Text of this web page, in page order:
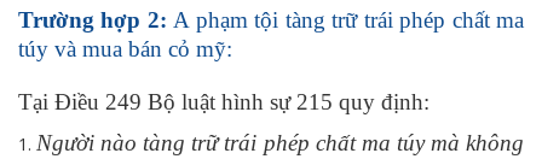
Trường hợp 2: A phạm tội tàng trữ trái phép chất ma
túy và mua bán cỏ mỹ:
Tại Điều 249 Bộ luật hình sự 215 quy định:
Người nào tàng trữ trái phép chất ma túy mà không